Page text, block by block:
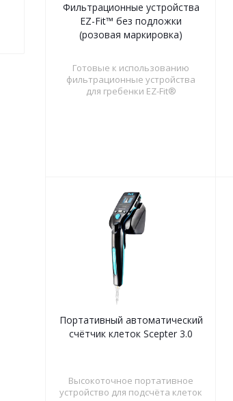
Фильтрационные устройства
EZ-Fit™ без подложки
(розовая маркировка)
Готовые к использованию
фильтрационные устройства
для гребенки EZ-Fit®
Портативный автоматический
счётчик клеток Scepter 3.0
Высокоточное портативное
устройство для подсчёта клеток